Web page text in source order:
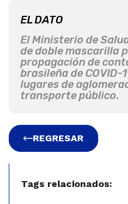
EL DATO
El Ministerio de
de doble mascarilla
propagación de
brasileña de COVID-
lugares de
transporte público.
REGRESAR
Tags relacionados: